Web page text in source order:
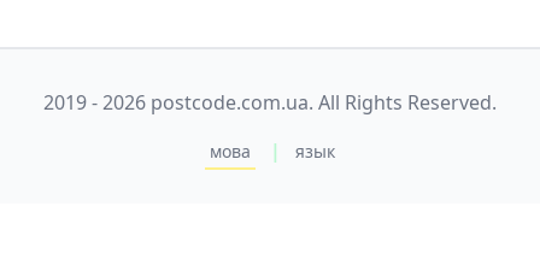
2019 - 2026 postcode.com.ua. All Rights Reserved.
мова | язык